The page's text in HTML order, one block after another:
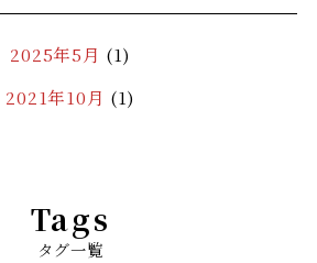
2025年5月 (1)
2021年10月 (1)
Tags
タグ一覧